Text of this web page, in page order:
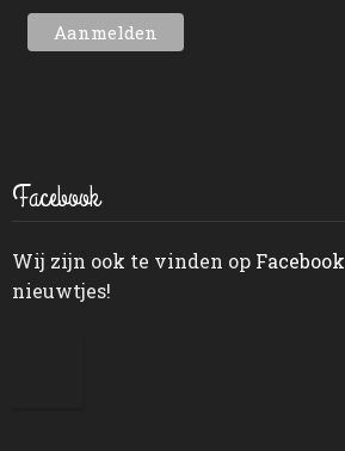
Facebook
Wij zijn ook te vinden op Facebook
nieuwtjes!